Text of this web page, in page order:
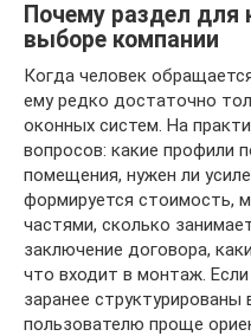
Почему раздел для
выборе компании
Когда человек
ему редко достаточно
оконных систем. На
вопросов: какие профили
помещения, нужен ли
формируется стоимость,
частями, сколько
заключение договора,
что входит в монтаж.
заранее
пользователю проще